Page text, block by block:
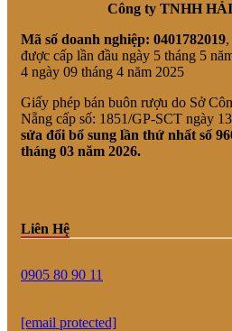
Công ty TNHH
Mã số doanh nghiệp: 0401782019
được cấp lần đầu ngày 5 tháng 5
4 ngày 09 tháng 4 năm 2025
Giấy phép bán buôn rượu do Sở
Nẵng cấp số: 1851/GP-SCT ngày
sửa đổi bổ sung lần thứ nhất số
tháng 03 năm 2026.
Liên Hệ
0905 80 90 11
[email protected]